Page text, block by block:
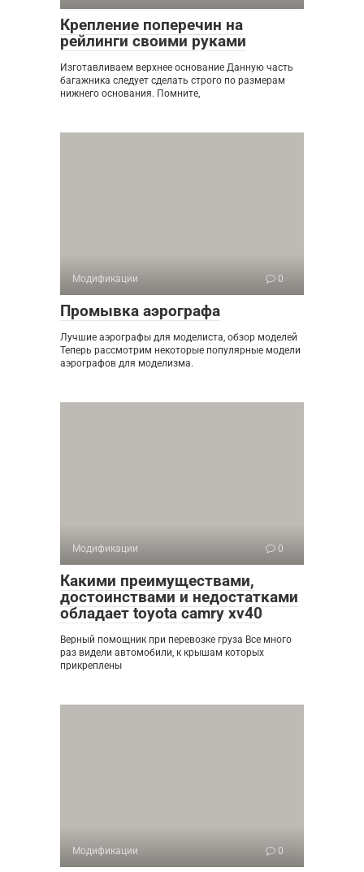
Крепление поперечин на
рейлинги своими руками
Изготавливаем верхнее основание Данную часть
багажника следует сделать строго по размерам
нижнего основания. Помните,
Модификации 0
Промывка аэрографа
Лучшие аэрографы для моделиста, обзор моделей
Теперь рассмотрим некоторые популярные модели
аэрографов для моделизма.
Модификации 0
Какими преимуществами,
достоинствами и недостатками
обладает toyota camry xv40
Верный помощник при перевозке груза Все много
раз видели автомобили, к крышам которых
прикреплены
Модификации 0